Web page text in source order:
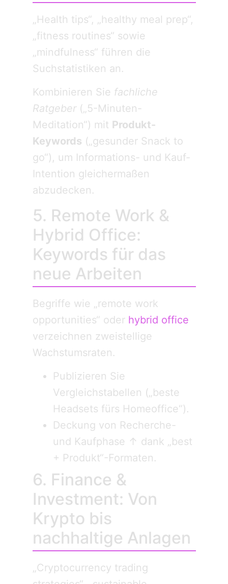
„Health tips“, „healthy meal prep“,
„fitness routines“ sowie
„mindfulness“ führen die
Suchstatistiken an.
Kombinieren Sie fachliche
Ratgeber(„5-Minuten-
Meditation“) mit Produkt-
Keywords („gesunder Snack to
go“), um Informations- und Kauf-
Intention gleichermaßen
abzudecken.
5. Remote Work &
Hybrid Office:
Keywords für das
neue Arbeiten
Begriffe wie „remote work
opportunities“ oder hybrid office
verzeichnen zweistellige
Wachstumsraten.
Publizieren Sie
Vergleichstabellen („beste
Headsets fürs Homeoffice“).
Deckung von Recherche-
und Kaufphase ↑ dank „best
+ Produkt“-Formaten.
6. Finance &
Investment: Von
Krypto bis
nachhaltige Anlagen
„Cryptocurrency trading